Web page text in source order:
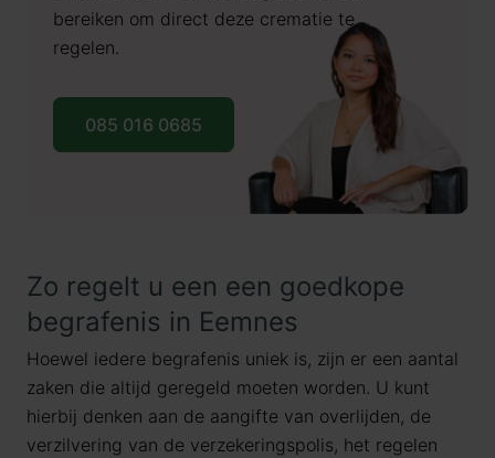
bereiken om direct deze crematie te
regelen.
085 016 0685
Zo regelt u een een goedkope
begrafenis in Eemnes
Hoewel iedere begrafenis uniek is, zijn er een aantal
zaken die altijd geregeld moeten worden. U kunt
hierbij denken aan de aangifte van overlijden, de
verzilvering van de verzekeringspolis, het regelen